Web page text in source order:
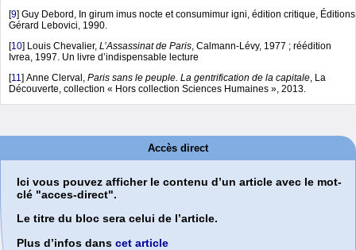
[9] Guy Debord, In girum imus nocte et consumimur igni, édition critique, Éditions
Gérard Lebovici, 1990.
[10] Louis Chevalier, L’Assassinat de Paris , Calmann-Lévy, 1977 ; réédition
Ivrea, 1997. Un livre d’indispensable lecture
[11 ] Anne Clerval, Paris sans le peuple. La gentrification de la capitale , La
Découverte, collection « Hors collection Sciences Humaines », 2013.
Accès direct
Ici vous pouvez afficher le contenu d’un article avec le mot-
clé "acces-direct".
Le titre du bloc sera celui de l’article.
Plus d’infos dans cet article